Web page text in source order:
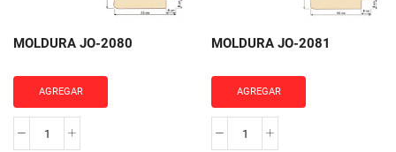
MOLDURA JO-2080
AGREGAR
MOLDURA
MOLDURA JO-2081
AGREGAR
MOLDURA